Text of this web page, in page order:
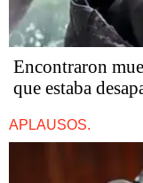
Encontraron
que estaba
APLAUSOS.